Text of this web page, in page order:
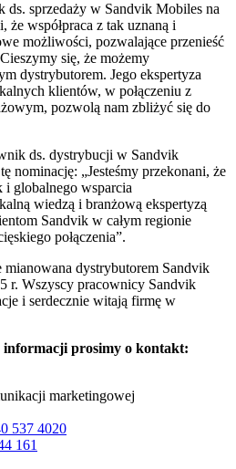
sprzedaży w Sandvik Mobiles na
że współpraca z tak uznaną i
możliwości, pozwalające przenieść
się, że możemy
dystrybutorem. Jego ekspertyza
klientów, w połączeniu z
pozwolą nam zbliżyć się do
ds. dystrybucji w Sandvik
nominację: „Jesteśmy przekonani, że
i globalnego wsparcia
wiedzą i branżową ekspertyzą
Sandvik w całym regionie
połączenia”.
mianowana dystrybutorem Sandvik
r. Wszyscy pracownicy Sandvik
i serdecznie witają firmę w
informacji prosimy o kontakt:
marketingowej
537 4020
161